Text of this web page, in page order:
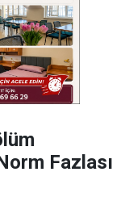
Fazlası